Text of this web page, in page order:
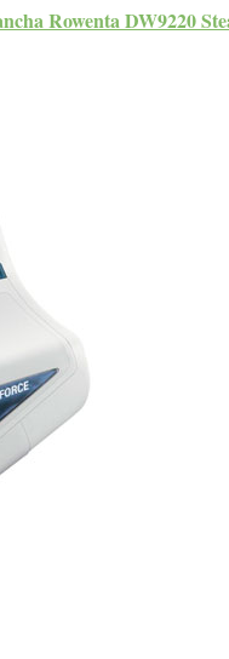
Rowenta DW9220